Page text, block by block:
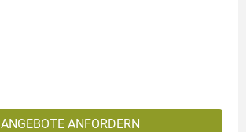
ANGEBOTE ANFORDERN